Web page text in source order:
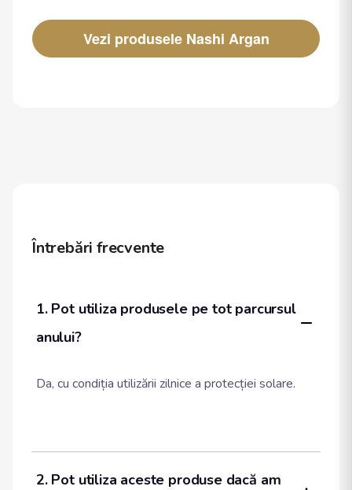
Vezi produsele Nashi Argan
Întrebări frecvente
1. Pot utiliza produsele pe tot parcursul
anului?
Da, cu condiția utilizării zilnice a protecției solare.
2. Pot utiliza aceste produse dacă am